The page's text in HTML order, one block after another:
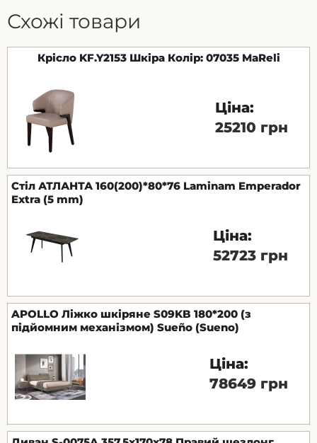
Схожі товари
Крісло KF.Y2153 Шкіра Колір: 07035 MaReli
Ціна:
25210 грн
Стіл АТЛАНТА 160(200)*80*76 Laminam Emperador
Extra (5 mm)
Ціна:
52723 грн
APOLLO Ліжко шкіряне S09KB 180*200 (з
підйомним механізмом) Sueño (Sueno)
Ціна:
78649 грн